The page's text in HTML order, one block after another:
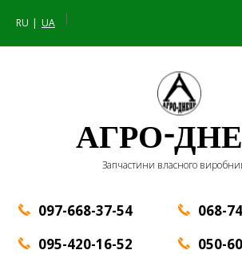
RU UA |
АГРО-
Запчастини власного
097-668-37-54
095-420-16-52
068-
050-